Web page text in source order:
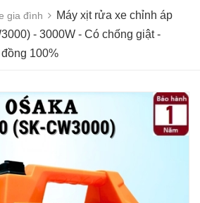
gia đình
Máy xịt rửa xe chỉnh áp
- 3000W - Có chống giật -
100%